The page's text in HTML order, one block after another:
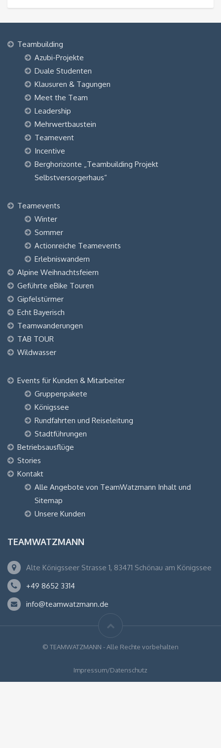
Teambuilding
Azubi-Projekte
Duale Studenten
Klausuren & Tagungen
Meet the Team
Leadership
Mehrwertbaustein
Teamevent
Incentive
Berghorizonte „Teambuilding Projekt
Selbstversorgerhaus“
Teamevents
Winter
Sommer
Actionreiche Teamevents
Erlebniswandern
Alpine Weihnachtsfeiern
Geführte eBike Touren
Gipfelstürmer
Echt Bayerisch
Teamwanderungen
TAB TOUR
Wildwasser
Events für Kunden & Mitarbeiter
Gruppenpakete
Königssee
Rundfahrten und Reiseleitung
Stadtführungen
Betriebsausflüge
Stories
Kontakt
Alle Angebote von TeamWatzmann Inhalt und
Sitemap
Unsere Kunden
TEAMWATZMANN
Alte Königsseer Strasse 1, 83471 Schönau am Königssee
+49 8652 3314
info@teamwatzmann.de
© TEAMWATZMANN - Alle Rechte vorbehalten
Impressum/Datenschutz